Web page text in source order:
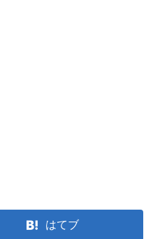
はてブ